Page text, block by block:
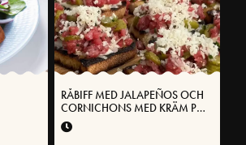
RÅBIFF MED JALAPEÑOS OCH
CORNICHONS MED KRÄM PÅ
VÄSTERBOTTENSOST®